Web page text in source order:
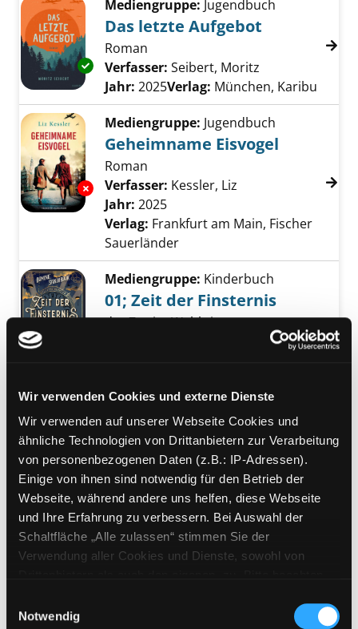
Wir verwenden Cookies und externe Dienste
Wir verwenden auf unserer Webseite Cookies und
ähnliche Technologien von Drittanbietern zur Verarbeitung
von personenbezogenen Daten (z.B.: IP-Adressen).
Einige von ihnen sind notwendig für den Betrieb der
Webseite, während andere uns helfen, diese Webseite
und Ihre Erfahrung zu verbessern. Bei Auswahl der
Schaltfläche „Alle zulassen“ stimmen Sie der
Verwendung aller Cookies und Dienste, sowohl von
Cookies von Drittanbietern, eine Verarbeitung in
Notwendig
Exemplar-Details von Das letzte Aufgebot
Mediengruppe: Jugendbuch
Das letzte Aufgebot
Roman
Verfasser: Seibert, Moritz
Jahr: 2025Verlag: München, Karibu
Exemplar-Details von Geheimname Eisvogel
Mediengruppe: Jugendbuch
Geheimname Eisvogel
Roman
Verfasser: Kessler, Liz Suche nach
Jahr: 2025
Verlag: Frankfurt am Main, Fischer
Sauerländer
Exemplar-Details von 01; Zeit der Finsternis
Mediengruppe: Kinderbuch
01; Zeit der Finsternis
der Zweite Weltkrieg
Suche nach diesem Verfasser
München, cbt
Bandangabe:01
Exemplar-Details von Gras unter meinen
Mediengruppe:Kinderbuch
Gras unter meinen Füßen
das Jahr, als ich leben lernte
Verfasser: Bradley, Kimberly
BrubakerSuche nach diesem Verfasser
Jahr:2024Verlag:München, dtv